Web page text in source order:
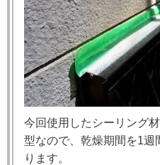
今回使用したシーリング
型なので、乾燥期間を1週
ります。